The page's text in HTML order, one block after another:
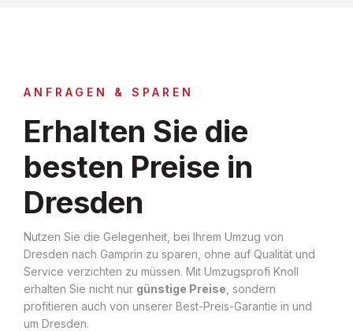
ANFRAGEN & SPAREN
Erhalten Sie die
besten Preise in
Dresden
Nutzen Sie die Gelegenheit, bei Ihrem Umzug von
Dresden nach Gamprin zu sparen, ohne auf Qualität und
Service verzichten zu müssen. Mit Umzugsprofi Knoll
erhalten Sie nicht nur günstige Preise , sondern
profitieren auch von unserer Best-Preis-Garantie in und
um Dresden.